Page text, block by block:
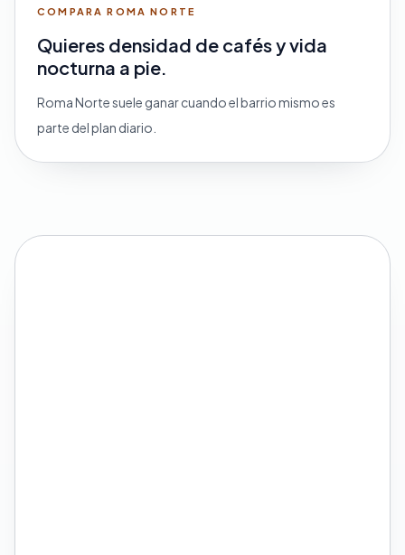
COMPARA ROMA NORTE
Quieres densidad de cafés y vida
nocturna a pie.
Roma Norte suele ganar cuando el barrio mismo es
parte del plan diario.